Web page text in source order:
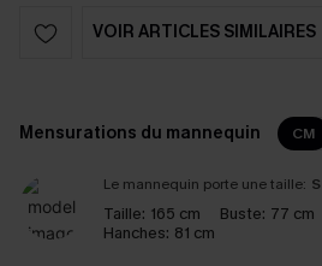
VOIR ARTICLES SIMILAIRES
Mensurations du mannequin CM
Le mannequin porte une taille: S
Taille: 165 cm Buste: 77 cm
Hanches: 81 cm